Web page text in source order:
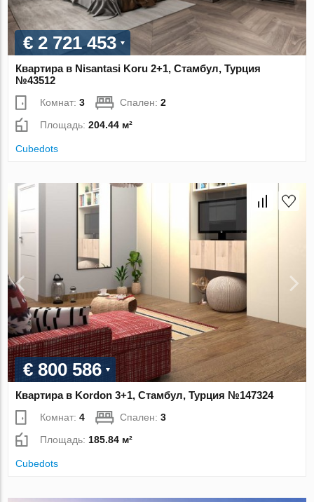
€ 2 721 453
Квартира в Nisantasi Koru 2+1, Стамбул, Турция
№43512
Комнат:3 Спален:2
Площадь:204.44 м²
Cubedots
€ 800 586
Квартира в Kordon 3+1, Стамбул, Турция №147324
Комнат:4 Спален:3
Площадь: 185.84 м²
Cubedots